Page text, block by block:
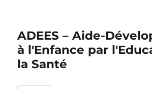
ADEES – Aide-
à l'Enfance par
la Santé